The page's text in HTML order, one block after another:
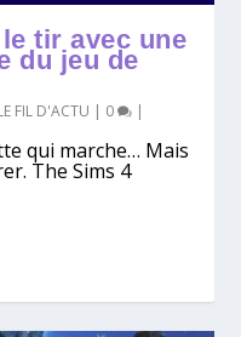
tir avec une
du jeu de
FIL D'ACTU | 0 |
qui marche… Mais
The Sims 4